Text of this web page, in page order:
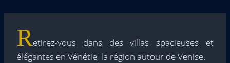
Retirez-vous dans des villas spacieuses et
élégantes en Vénétie, la région autour de Venise.